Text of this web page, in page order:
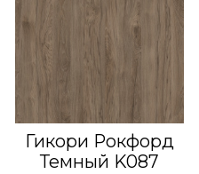
Гикори Рокфорд
Темный K087